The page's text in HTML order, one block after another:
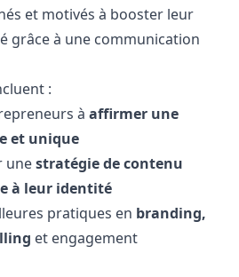
et motivés à booster leur
grâce à une communication
:
à affirmer une
et unique
unestratégie de contenu
à leur identité
pratiques en branding,
et engagement